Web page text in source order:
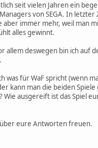
seit vielen Jahren ein
von SEGA. In
aber immer mehr, weil man
alles gewinnt.
allem deswegen bin ich auf
was für WaF spricht (wenn
kann man die beiden Spiele
Wie ausgereift ist das Spiel
eure Antworten freuen.